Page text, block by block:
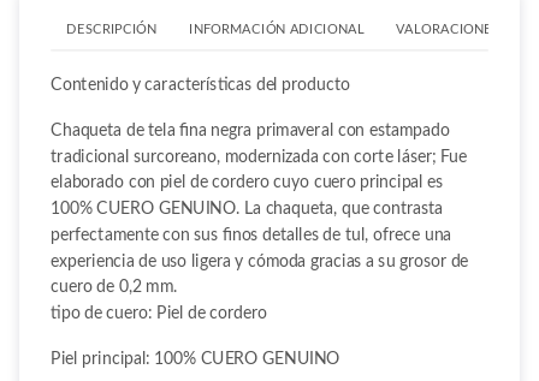
DESCRIPCIÓN INFORMACIÓN ADICIONAL VALORACIONES (0)
Contenido y características del producto
Chaqueta de tela fina negra primaveral con estampado
tradicional surcoreano, modernizada con corte láser; Fue
elaborado con piel de cordero cuyo cuero principal es
100% CUERO GENUINO. La chaqueta, que contrasta
perfectamente con sus finos detalles de tul, ofrece una
experiencia de uso ligera y cómoda gracias a su grosor de
cuero de 0,2 mm.
tipo de cuero: Piel de cordero
Piel principal: 100% CUERO GENUINO